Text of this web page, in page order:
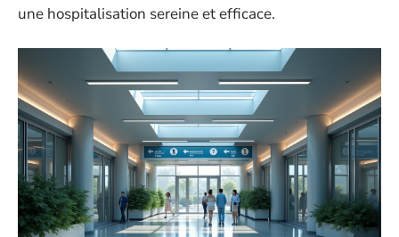
une hospitalisation sereine et efficace.